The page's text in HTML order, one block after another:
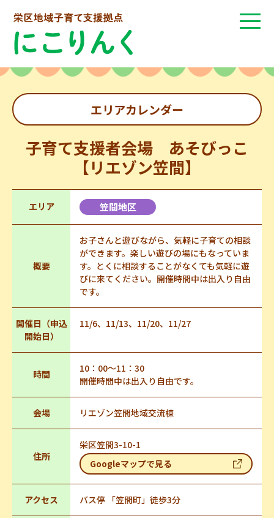
エリアカレンダー
子育て支援者会場 あそびっこ
【リエゾン笠間】
エリア 笠間地区
概要
お子さんと遊びながら、気軽に子育ての相談
ができます。楽しい遊びの場にもなっていま
す。とくに相談することがなくても気軽に遊
びに来てください。開催時間中は出入り自由
です。
開催日（申込
開始日）
11/6、11/13、11/20、11/27
時間
10：00～11：30
開催時間中は出入り自由です。
会場 リエゾン笠間地域交流棟
住所
栄区笠間3-10-1
Googleマップで見る
アクセス バス停 「笠間町」徒歩3分